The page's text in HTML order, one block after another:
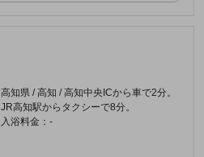
高知県 / 高知 / 高知中央ICから車で2分。
JR高知駅からタクシーで8分。
入浴料金：-